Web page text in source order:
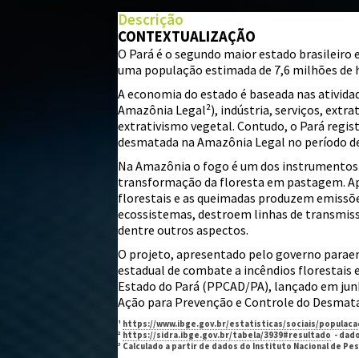
© Mapbox©OpenStreetMap
Descrição
CONTEXTUALIZAÇÃO
O Pará é o segundo maior estado brasileiro
uma população estimada de 7,6 milhões
A economia do estado é baseada nas
Amazônia Legal²), indústria, serviços,
extrativismo vegetal. Contudo, o Pará
desmatada na Amazônia Legal no período
Na Amazônia o fogo é um dos
transformação da floresta em pastagem.
florestais e as queimadas produzem
ecossistemas, destroem linhas de
dentre outros aspectos.
O projeto, apresentado pelo governo
estadual de combate a incêndios florestais
Estado do Pará (PPCAD/PA), lançado em
Ação para Prevenção e Controle do
¹ https://www.ibge.gov.br/estatisticas/sociais/
² https://sidra.ibge.gov.br/tabela/3939#resultado -
³ Calculado a partir de dados do Instituto Nacional de